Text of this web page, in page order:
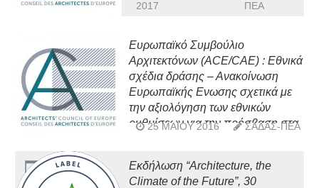
2017
ΠΕΑ
Ευρωπαϊκό Συμβούλιο
Αρχιτεκτόνων (ACE/CAE) : Εθνικά
σχέδια δράσης – Ανακοίνωση
Ευρωπαϊκής Ενωσης σχετικά με
την αξιολόγηση των εθνικών
ρυθμίσεων για την πρόσβαση στα
25 ΜΑΪ́ΟΥ 2016 ΣΑΔΑΣ-ΠΕΑ
Εκδήλωση “Architecture, the
Climate of the Future”, 30